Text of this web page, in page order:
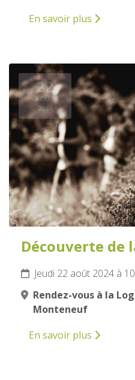
En savoir plus
22
AOÛT
2024
Découverte de
Jeudi 22 août 2024 à
Rendez-vous à la
Monteneuf
En savoir plus